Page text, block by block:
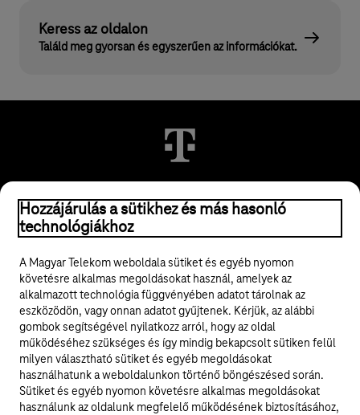
Keress az oldalon
Találd meg gyorsan és egyszerűen az információkat.
© 2026 Magyar Telekom Nyrt.
ÁSZF
Adatvédelem
Felhívások
Hozzájárulás a sütikhez és más hasonló
technológiákhoz
A Magyar Telekom weboldala sütiket és egyéb nyomon
követésre alkalmas megoldásokat használ, amelyek az
alkalmazott technológia függvényében adatot tárolnak az
eszközödön, vagy onnan adatot gyűjtenek. Kérjük, az alábbi
gombok segítségével nyilatkozz arról, hogy az oldal
működéséhez szükséges és így mindig bekapcsolt sütiken felül
milyen választható sütiket és egyéb megoldásokat
használhatunk a weboldalunkon történő böngészésed során.
Sütiket és egyéb nyomon követésre alkalmas megoldásokat
használunk az oldalunk megfelelő működésének biztosításához,